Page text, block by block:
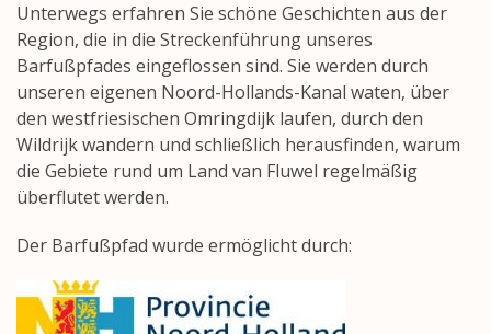
Unterwegs erfahren Sie schöne Geschichten aus der
Region, die in die Streckenführung unseres
Barfußpfades eingeflossen sind. Sie werden durch
unseren eigenen Noord-Hollands-Kanal waten, über
den westfriesischen Omringdijk laufen, durch den
Wildrijk wandern und schließlich herausfinden, warum
die Gebiete rund um Land van Fluwel regelmäßig
überflutet werden.
Der Barfußpfad wurde ermöglicht durch: